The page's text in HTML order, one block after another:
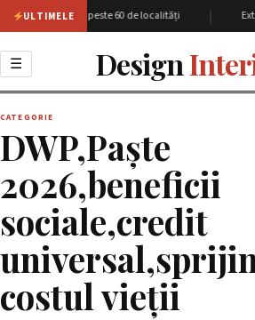
ULTIMELE
Harkov cu peste 60 de localități
☰ Design
CATEGORIE
DWP,Paște
2026,beneficii
sociale,credit
costul vieții